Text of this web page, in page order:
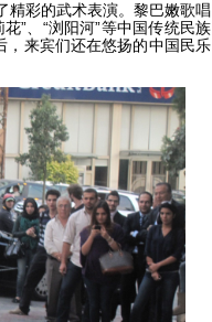
彩的武术表演。黎巴嫩歌唱
”、“浏阳河”等中国传统民族
，来宾们还在悠扬的中国民乐